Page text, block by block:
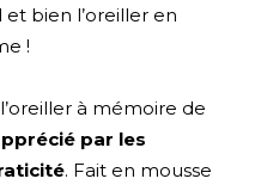
et bien l’oreiller en
!
à mémoire de
par les
. Fait en mousse